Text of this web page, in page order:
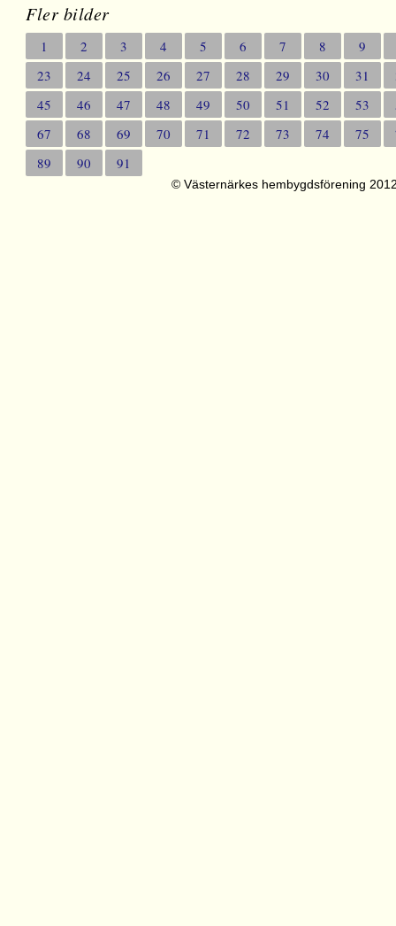
Fler bilder
1 2 3 4 5 6 7 8 9
23
24 25 26 27 28 29 30 31
45
46 47 48 49 50 51 52 53
67
68 69 70 71 72 73 74 75
89
90 91
© Västernärkes hembygdsförening